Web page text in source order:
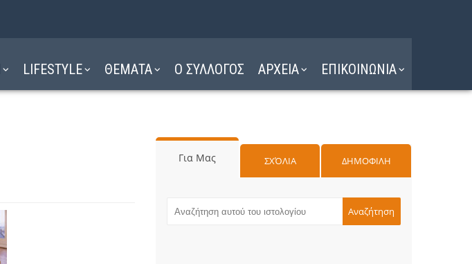
LIFESTYLE ΘΕΜΑΤΑ Ο ΣΥΛΛΟΓΟΣ ΑΡΧΕΙΑ ΕΠΙΚΟΙΝΩΝΙΑ
Για Μας ΣΧΌΛΙΑ ΔΗΜΟΦΙΛΗ